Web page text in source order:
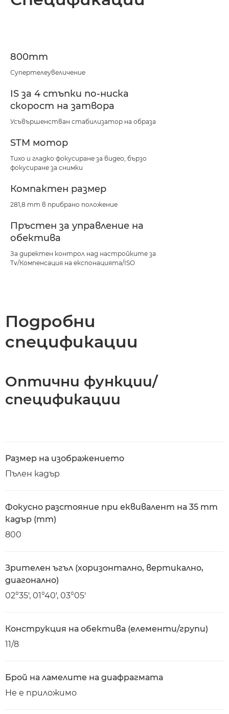
800mm
Супертелеувеличение
IS за 4 стъпки по-ниска
скорост на затвора
Усъвършенстван стабилизатор на образа
STM мотор
Тихо и гладко фокусиране за видео, бързо
фокусиране за снимки
Компактен размер
281,8 mm в прибрано положение
Пръстен за управление на
обектива
За директен контрол над настройките за
Tv/Компенсация на експонацията/ISO
Подробни
спецификации
Оптични функции/
спецификации
Размер на изображението
Пълен кадър
Фокусно разстояние при еквивалент на 35 mm
кадър (mm)
800
Зрителен ъгъл (хоризонтално, вертикално,
диагонално)
02°35′, 01°40′, 03°05′
Конструкция на обектива (елементи/групи)
11/8
Брой на ламелите на диафрагмата
Не е приложимо